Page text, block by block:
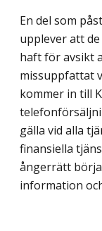
En del som
upplever att
haft för avsikt
missuppfattat
kommer in till
gälla vid alla
finansiella
ångerrätt
information